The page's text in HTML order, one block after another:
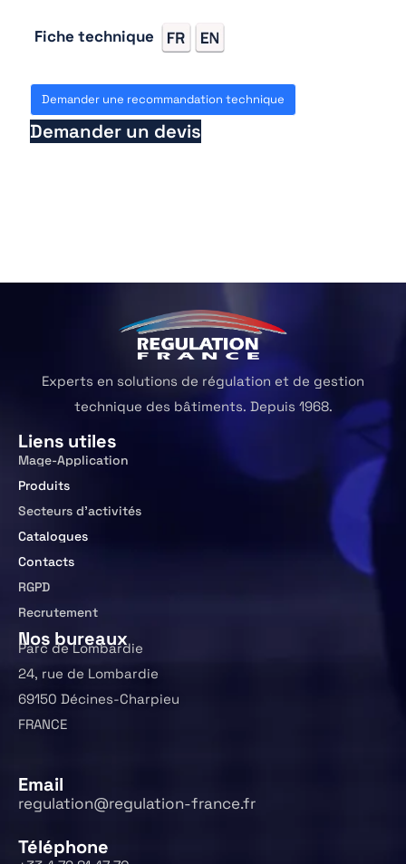
Fiche technique
Demander une recommandation technique
Demander un devis
Experts en solutions de régulation et de gestion
technique des bâtiments. Depuis 1968.
Liens utiles
Mage-Application
Produits
Secteurs d’activités
Catalogues
Contacts
RGPD
Recrutement
Nos bureaux
Parc de Lombardie
24, rue de Lombardie
69150 Décines-Charpieu
FRANCE
Email
regulation@regulation-france.fr
Téléphone